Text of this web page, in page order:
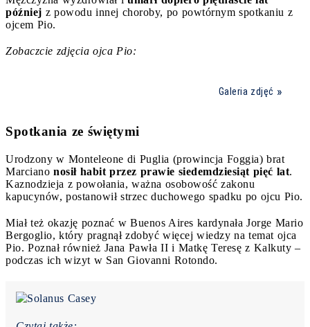
później z powodu innej choroby, po powtórnym spotkaniu z
ojcem Pio.
Zobaczcie zdjęcia ojca Pio:
Galeria zdjęć
Spotkania ze świętymi
Urodzony w Monteleone di Puglia (prowincja Foggia) brat
Marciano nosił habit przez prawie siedemdziesiąt pięć lat.
Kaznodzieja z powołania, ważna osobowość zakonu
kapucynów, postanowił strzec duchowego spadku po ojcu Pio.
Miał też okazję poznać w Buenos Aires kardynała Jorge Mario
Bergoglio, który pragnął zdobyć więcej wiedzy na temat ojca
Pio. Poznał również Jana Pawła II i Matkę Teresę z Kalkuty –
podczas ich wizyt w San Giovanni Rotondo.